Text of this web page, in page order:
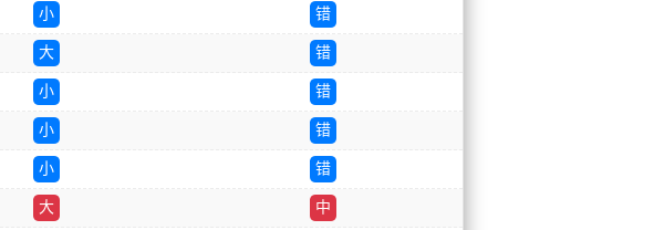
小 错
大 错
小 错
小 错
小 错
大 中